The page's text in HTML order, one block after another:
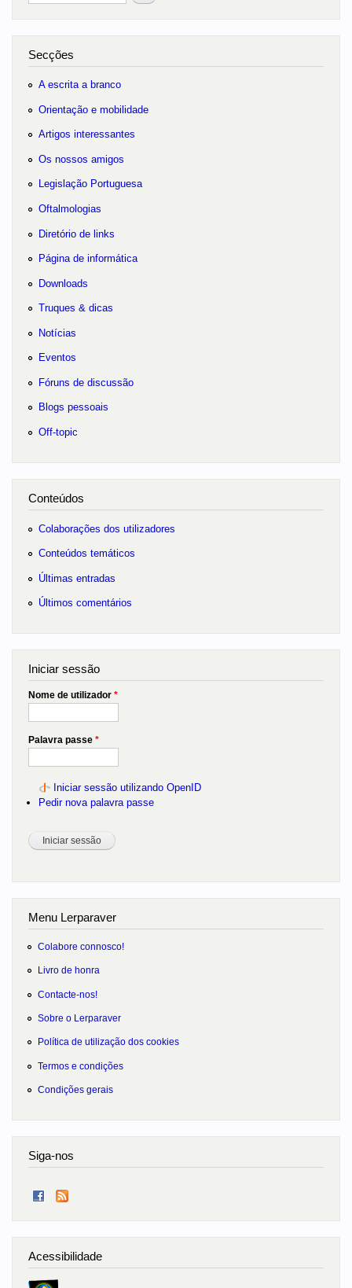
Secções
A escrita a branco
Orientação e mobilidade
Artigos interessantes
Os nossos amigos
Legislação Portuguesa
Oftalmologias
Diretório de links
Página de informática
Downloads
Truques & dicas
Notícias
Eventos
Fóruns de discussão
Blogs pessoais
Off-topic
Conteúdos
Colaborações dos utilizadores
Conteúdos temáticos
Últimas entradas
Últimos comentários
Iniciar sessão
Nome de utilizador *
Palavra passe *
Iniciar sessão utilizando OpenID
Pedir nova palavra passe
Menu Lerparaver
Colabore connosco!
Livro de honra
Contacte-nos!
Sobre o Lerparaver
Política de utilização dos cookies
Termos e condições
Condições gerais
Siga-nos
Acessibilidade